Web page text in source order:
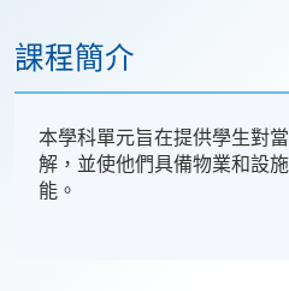
課程簡介
本學科單元旨在提供學生對
解，並使他們具備物業和設
能。